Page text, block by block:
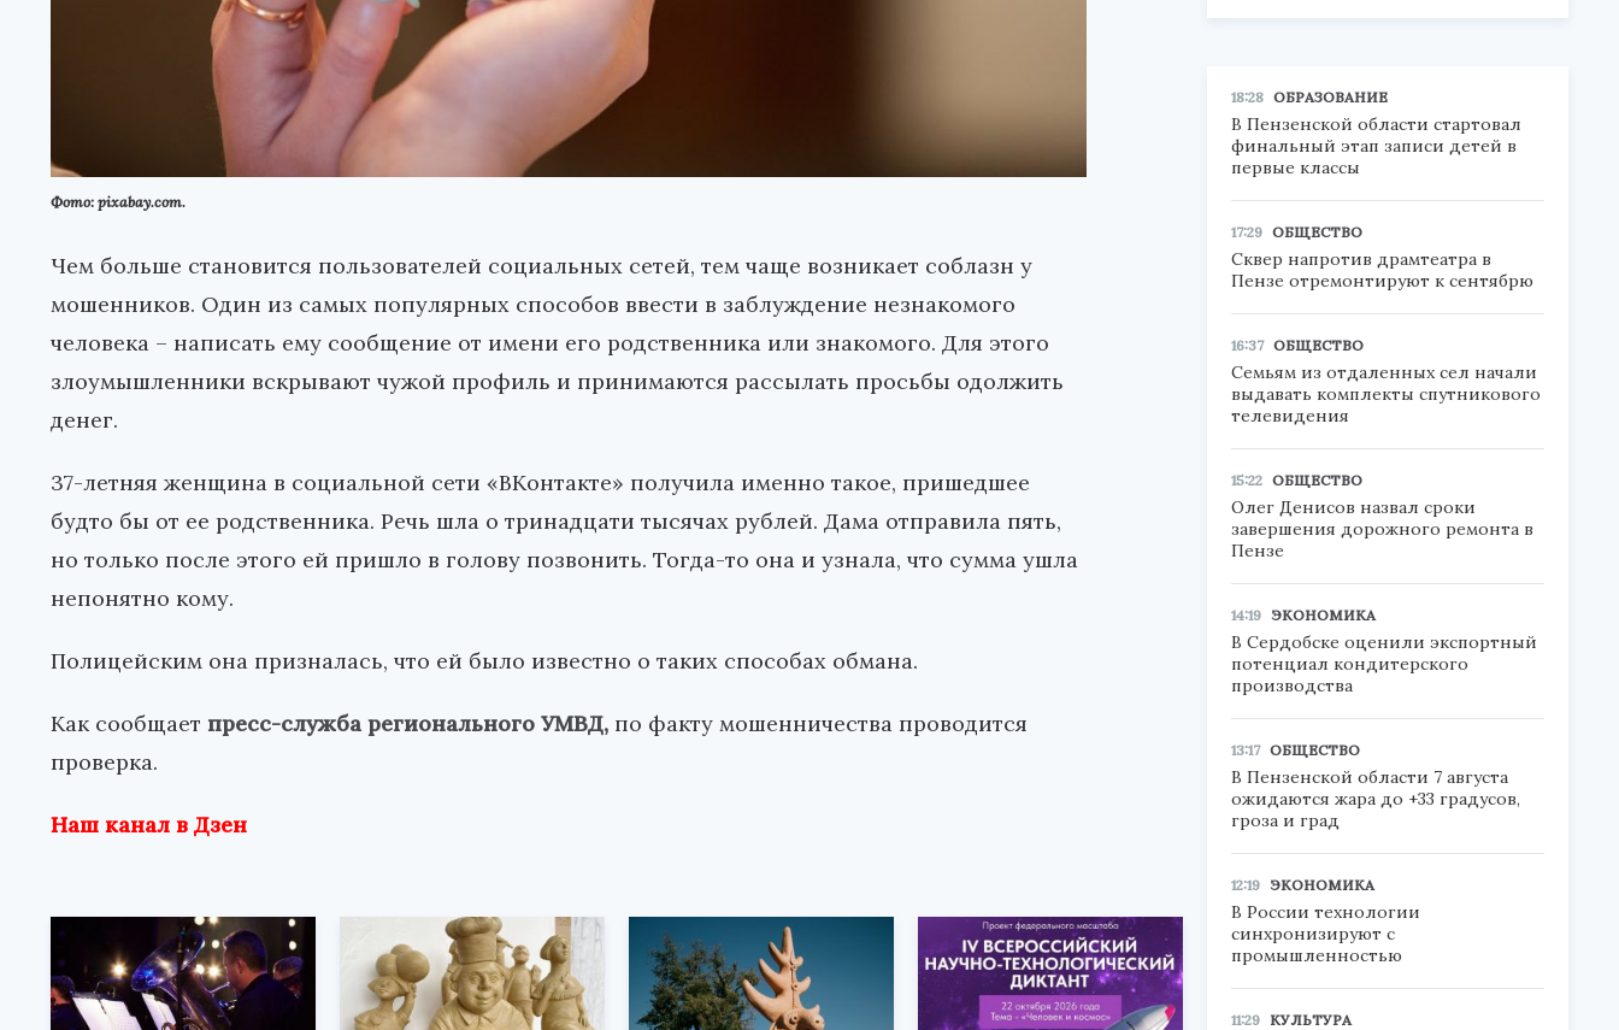
Фото: pixabay.com.
Чем больше становится пользователей социальных сетей, тем чаще возникает соблазн у
мошенников. Один из самых популярных способов ввести в заблуждение незнакомого
человека – написать ему сообщение от имени его родственника или знакомого. Для этого
злоумышленники вскрывают чужой профиль и принимаются рассылать просьбы одолжить
денег.
37-летняя женщина в социальной сети «ВКонтакте» получила именно такое, пришедшее
будто бы от ее родственника. Речь шла о тринадцати тысячах рублей. Дама отправила пять,
но только после этого ей пришло в голову позвонить. Тогда-то она и узнала, что сумма ушла
непонятно кому.
Полицейским она призналась, что ей было известно о таких способах обмана.
Как сообщает пресс-служба регионального УМВД, по факту мошенничества проводится
проверка.
Наш канал в Дзен
18:28 ОБРАЗОВАНИЕ
В Пензенской области стартовал
финальный этап записи детей в
первые классы
17:29 ОБЩЕСТВО
Сквер напротив драмтеатра в
Пензе отремонтируют к сентябрю
16:37 ОБЩЕСТВО
Семьям из отдаленных сел начали
выдавать комплекты спутникового
телевидения
15:22 ОБЩЕСТВО
Олег Денисов назвал сроки
завершения дорожного ремонта в
Пензе
14:19 ЭКОНОМИКА
В Сердобске оценили экспортный
потенциал кондитерского
производства
13:17 ОБЩЕСТВО
В Пензенской области 7 августа
ожидаются жара до +33 градусов,
гроза и град
12:19 ЭКОНОМИКА
В России технологии
синхронизируют с
промышленностью
11:29 КУЛЬТУРА